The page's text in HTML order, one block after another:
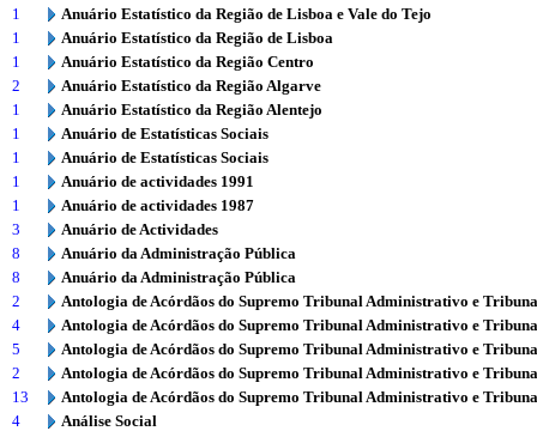
1
Anuário Estatístico da Região de Lisboa e Vale do Tejo
1
Anuário Estatístico da Região de Lisboa
1
Anuário Estatístico da Região Centro
2
Anuário Estatístico da Região Algarve
1
Anuário Estatístico da Região Alentejo
1
Anuário de Estatísticas Sociais
1
Anuário de Estatísticas Sociais
1
Anuário de actividades 1991
1
Anuário de actividades 1987
3
Anuário de Actividades
8
Anuário da Administração Pública
8
Anuário da Administração Pública
2
Antologia de Acórdãos do Supremo Tribunal Administrativo e
4
Antologia de Acórdãos do Supremo Tribunal Administrativo e
5
Antologia de Acórdãos do Supremo Tribunal Administrativo e
2
Antologia de Acórdãos do Supremo Tribunal Administrativo e
13
Antologia de Acórdãos do Supremo Tribunal Administrativo e
4
Análise Social